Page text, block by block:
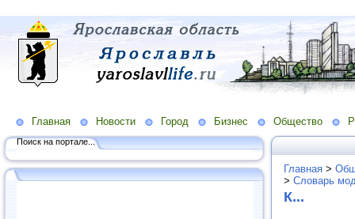
Главная Новости Город Бизнес Общество
Поиск на портале...
Главная >
> Словарь
К...